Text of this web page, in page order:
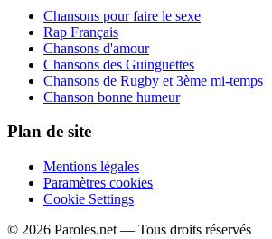
Chansons pour faire le sexe
Rap Français
Chansons d'amour
Chansons des Guinguettes
Chansons de Rugby et 3ème mi-temps
Chanson bonne humeur
Plan de site
Mentions légales
Paramètres cookies
Cookie Settings
© 2026 Paroles.net — Tous droits réservés